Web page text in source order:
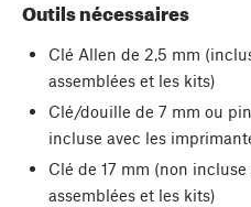
Outils nécessaires
Clé Allen de 2,5 mm
assemblées et les kits)
Clé/douille de 7 mm ou
incluse avec les
Clé de 17 mm (non
assemblées et les kits)